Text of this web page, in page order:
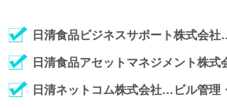
日清食品ビジネスサポート株式会
日清食品アセットマネジメント株
日清ネットコム株式会社…ビル管理